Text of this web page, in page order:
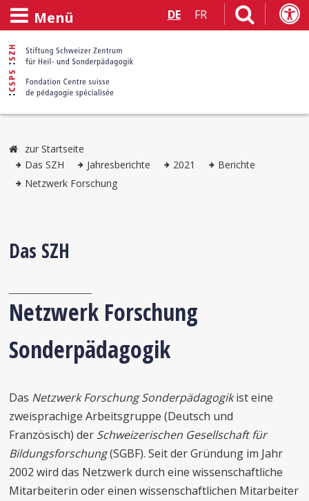
Menü DE FR
zur Startseite
Das SZH
Jahresberichte 2021
Berichte
Netzwerk Forschung
Das SZH
Netzwerk Forschung
Sonderpädagogik
Das Netzwerk Forschung Sonderpädagogikist eine
zweisprachige Arbeitsgruppe (Deutsch und
Französisch) der Schweizerischen Gesellschaft für
Bildungsforschung(SGBF). Seit der Gründung im Jahr
2002 wird das Netzwerk durch eine wissenschaftliche
Mitarbeiterin oder einen wissenschaftlichen Mitarbeiter